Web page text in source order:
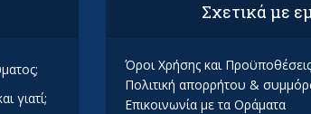
γιατί;
Σχετικά με
Όροι Χρήσης και Προϋποθέσεις
Πολιτική απορρήτου &
Επικοινωνία με τα Οράματα